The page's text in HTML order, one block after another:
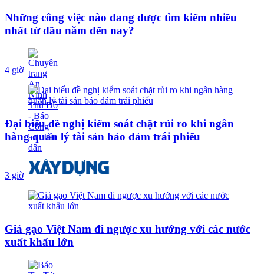
Những công việc nào đang được tìm kiếm nhiều
nhất từ đầu năm đến nay?
4 giờ
Đại biểu đề nghị kiểm soát chặt rủi ro khi ngân
hàng quản lý tài sản bảo đảm trái phiếu
3 giờ
Giá gạo Việt Nam đi ngược xu hướng với các nước
xuất khẩu lớn